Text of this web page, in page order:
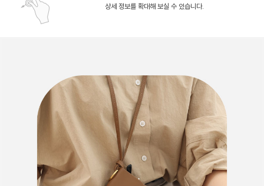
상세 정보를 확대해 보실 수 있습니다.